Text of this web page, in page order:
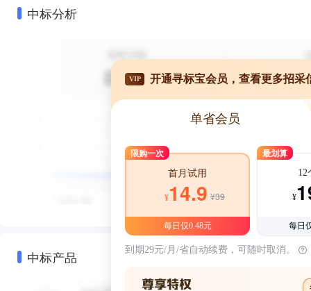
中标分析
中标产品
VIP 开通寻标宝会员，查看更多招采
单省会员
限购一次
首月试用
¥14.9 ¥39
每日仅0.48元
最划算
12
¥
每日
到期29元/月/省自动续费，可随时取消。